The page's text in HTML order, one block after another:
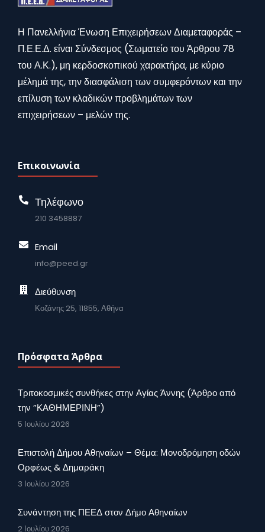
Η Πανελλήνια Ένωση Επιχειρήσεων Διαμεταφοράς –
Π.Ε.Ε.Δ. είναι Σύνδεσμος (Σωματείο του Άρθρου 78
του Α.Κ.), μη κερδοσκοπικού χαρακτήρα, με κύριο
μέλημά της, την διασφάλιση των συμφερόντων και την
επίλυση των κλαδικών προβλημάτων των
επιχειρήσεων – μελών της.
Επικοινωνία
Τηλέφωνο
210 3458887
Email
info@peed.gr
Διεύθυνση
Κοζάνης 25, 11855, Αθήνα
Πρόσφατα Άρθρα
Τριτοκοσμικές συνθήκες στην Αγίας Άννης (Άρθρο από
την ”ΚΑΘΗΜΕΡΙΝΗ”)
5 Ιουλίου 2026
Επιστολή Δήμου Αθηναίων – Θέμα: Μονοδρόμηση οδών
Ορφέως & Δημαράκη
3 Ιουλίου 2026
Συνάντηση της ΠΕΕΔ στον Δήμο Αθηναίων
2 Ιουλίου 2026